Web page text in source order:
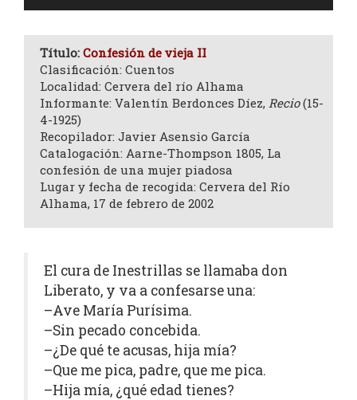
Título: Confesión de vieja II
Clasificación: Cuentos
Localidad: Cervera del río Alhama
Informante: Valentín Berdonces Díez, Recio(15-
4-1925)
Recopilador: Javier Asensio García
Catalogación: Aarne-Thompson 1805, La
confesión de una mujer piadosa
Lugar y fecha de recogida: Cervera del Río
Alhama, 17 de febrero de 2002
El cura de Inestrillas se llamaba don
Liberato, y va a confesarse una:
–Ave María Purísima.
–Sin pecado concebida.
–¿De qué te acusas, hija mía?
–Que me pica, padre, que me pica.
–Hija mía, ¿qué edad tienes?